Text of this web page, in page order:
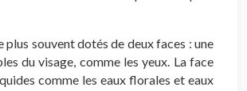
souvent dotés de deux faces : une
du visage, comme les yeux. La face
comme les eaux florales et eaux